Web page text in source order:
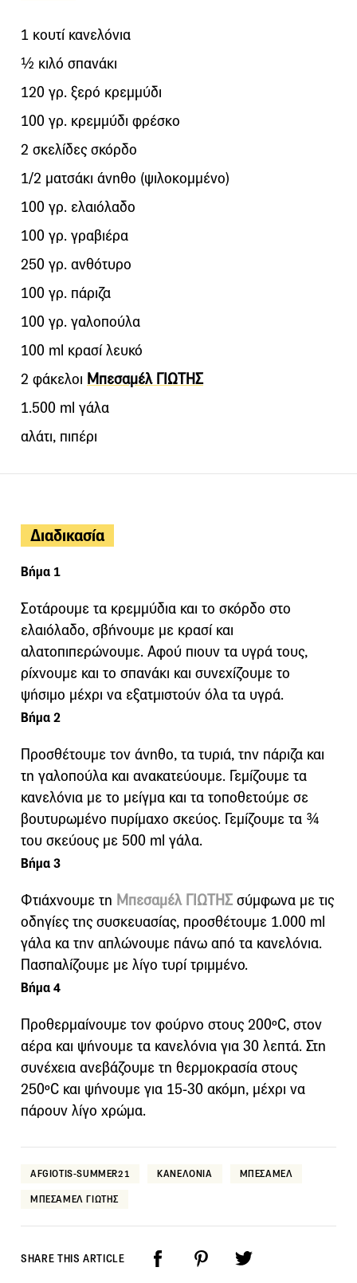
1 κουτί κανελόνια
½ κιλό σπανάκι
120 γρ. ξερό κρεμμύδι
100 γρ. κρεμμύδι φρέσκο
2 σκελίδες σκόρδο
1/2 ματσάκι άνηθο (ψιλοκομμένο)
100 γρ. ελαιόλαδο
100 γρ. γραβιέρα
250 γρ. ανθότυρο
100 γρ. πάριζα
100 γρ. γαλοπούλα
100 ml κρασί λευκό
2 φάκελοι Μπεσαμέλ ΓΙΩΤΗΣ
1.500 ml γάλα
αλάτι, πιπέρι
Διαδικασία
Βήμα 1
Σοτάρουμε τα κρεμμύδια και το σκόρδο στο
ελαιόλαδο, σβήνουμε με κρασί και
αλατοπιπερώνουμε. Αφού πιουν τα υγρά τους,
ρίχνουμε και το σπανάκι και συνεχίζουμε το
ψήσιμο μέχρι να εξατμιστούν όλα τα υγρά.
Βήμα 2
Προσθέτουμε τον άνηθο, τα τυριά, την πάριζα και
τη γαλοπούλα και ανακατεύουμε. Γεμίζουμε τα
κανελόνια με το μείγμα και τα τοποθετούμε σε
βουτυρωμένο πυρίμαχο σκεύος. Γεμίζουμε τα ¾
του σκεύους με 500 ml γάλα.
Βήμα 3
Φτιάχνουμε τη Μπεσαμέλ ΓΙΩΤΗΣ σύμφωνα με τις
οδηγίες της συσκευασίας, προσθέτουμε 1.000 ml
γάλα κα την απλώνουμε πάνω από τα κανελόνια.
Πασπαλίζουμε με λίγο τυρί τριμμένο.
Βήμα 4
Προθερμαίνουμε τον φούρνο στους 200ºC, στον
αέρα και ψήνουμε τα κανελόνια για 30 λεπτά. Στη
συνέχεια ανεβάζουμε τη θερμοκρασία στους
250ºC και ψήνουμε για 15-30 ακόμη, μέχρι να
πάρουν λίγο χρώμα.
AFGIOTIS-SUMMER21 ΚΑΝΕΛΟΝΙΑ ΜΠΕΣΑΜΕΛ
ΜΠΕΣΑΜΕΛ ΓΙΩΤΗΣ
SHARE THIS ARTICLE